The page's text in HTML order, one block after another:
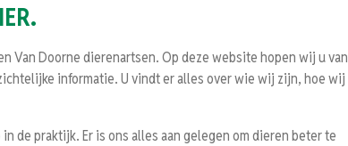
Van Doorne dierenartsen. Op deze website hopen wij u van
informatie. U vindt er alles over wie wij zijn, hoe wij
de praktijk. Er is ons alles aan gelegen om dieren beter te